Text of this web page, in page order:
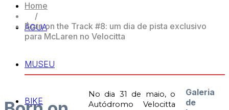
ÁGUA
MUSEU
BIKE
Home
/
Born on the Track #8: um dia de pista exclusivo
para McLaren no Velocitta
No dia 31 de maio, o
Autódromo Velocitta
Galeria
de